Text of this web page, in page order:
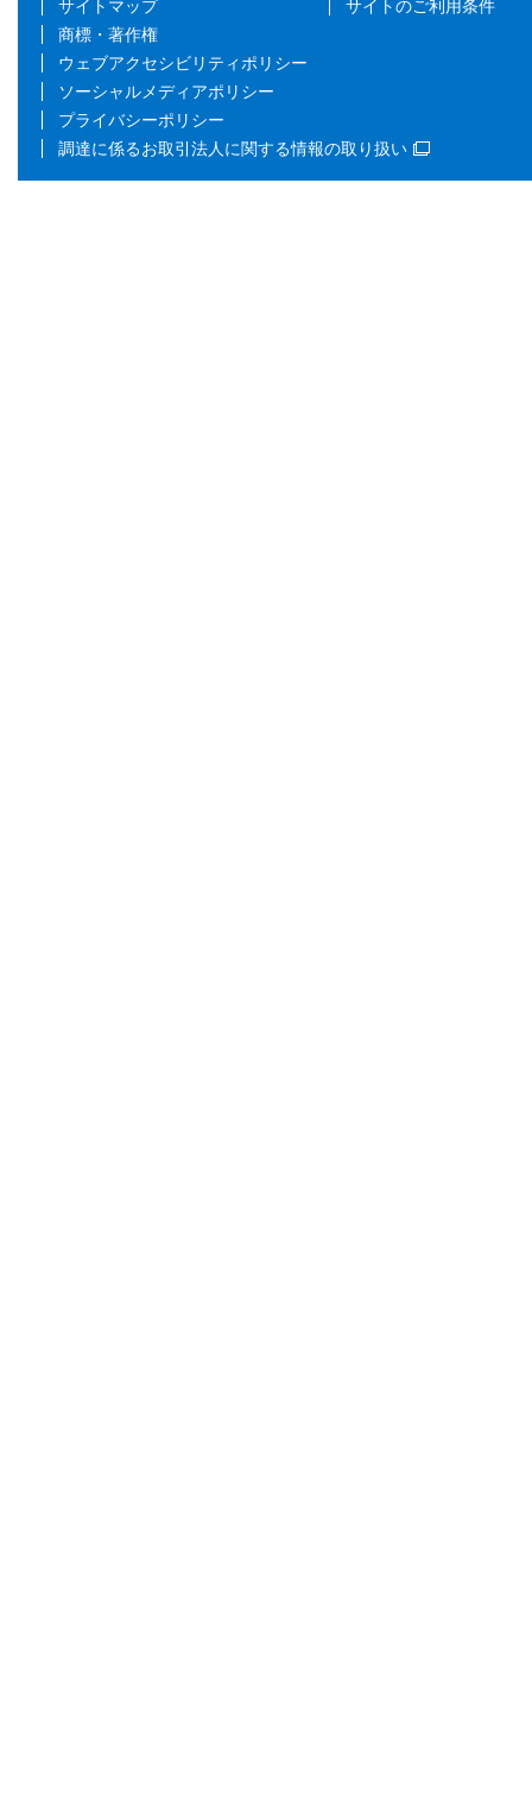
サイトマップ
サイトのご利用条件
商標・著作権
ウェブアクセシビリティポリシー
ソーシャルメディアポリシー
プライバシーポリシー
調達に係るお取引法人に関する情報の取り扱い